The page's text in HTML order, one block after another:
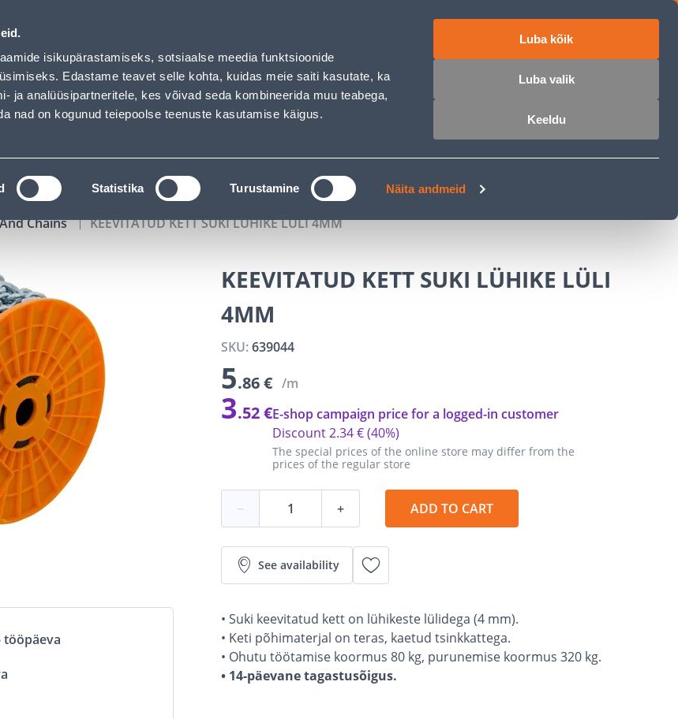
isikupärastamiseks, sotsiaalse meedia funktsioonide
Edastame teavet selle kohta, kuidas meie saiti kasutate, ka
ja analüüsipartneritele, kes võivad seda kombineerida muu teabega,
nad on kogunud teiepoolse teenuste kasutamise käigus.
Statistika Turustamine Näita andmeid
Luba kõik
Luba valik
Keeldu
Services Job offers
SEARCH
TOOL RENTAL MASTERS CLUB
Chains KEEVITATUD KETT SUKI LÜHIKE LÜLI 4MM
tööpäeva
KEEVITATUD KETT SUKI LÜHIKE LÜLI
4MM
SKU:639044
5.86 € /m
3.52 €
The special prices of the online store may differ from the
prices of the regular store
Discount2.34 €(40%)
E-shop campaign price for a logged-in customer
− + ADD TO CART
See availability
• Suki keevitatud kett on lühikeste lülidega (4 mm).
• Keti põhimaterjal on teras, kaetud tsinkkattega.
• Ohutu töötamise koormus 80 kg, purunemise koormus 320 kg.
• 14-päevane tagastusõigus.